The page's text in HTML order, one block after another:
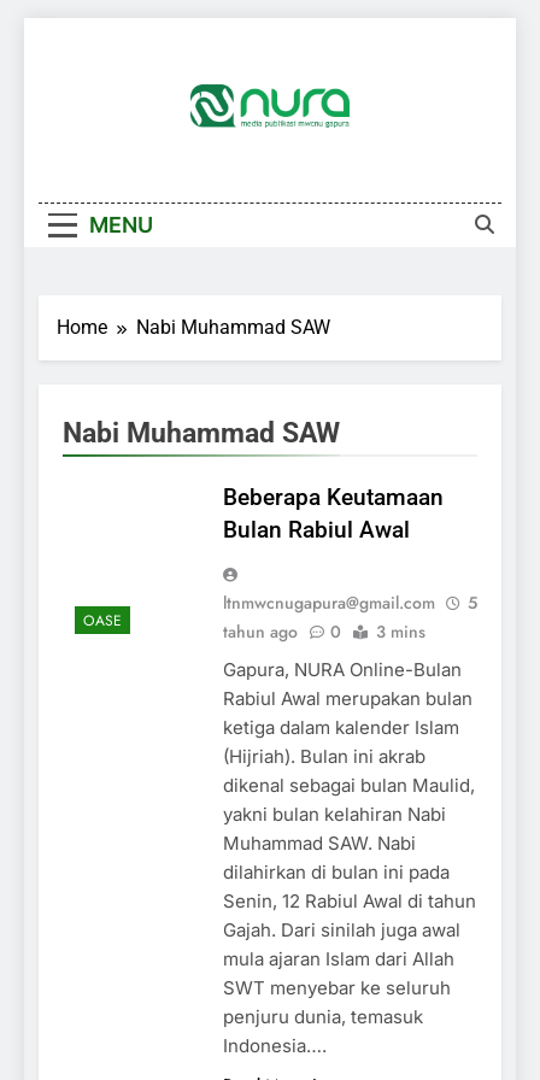
MENU
Home Nabi Muhammad SAW
Nabi Muhammad SAW
OASE
Beberapa Keutamaan
Bulan Rabiul Awal
ltnmwcnugapura@gmail.com
5
tahun ago
0 3 mins
Gapura, NURA Online-Bulan
Rabiul Awal merupakan bulan
ketiga dalam kalender Islam
(Hijriah). Bulan ini akrab
dikenal sebagai bulan Maulid,
yakni bulan kelahiran Nabi
Muhammad SAW. Nabi
dilahirkan di bulan ini pada
Senin, 12 Rabiul Awal di tahun
Gajah. Dari sinilah juga awal
mula ajaran Islam dari Allah
SWT menyebar ke seluruh
penjuru dunia, temasuk
Indonesia….